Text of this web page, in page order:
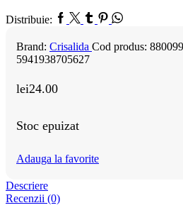
Distribuie:
Brand: Crisalida Cod produs:
5941938705627
lei24.00
Stoc epuizat
Adauga la favorite
Descriere
Recenzii (0)